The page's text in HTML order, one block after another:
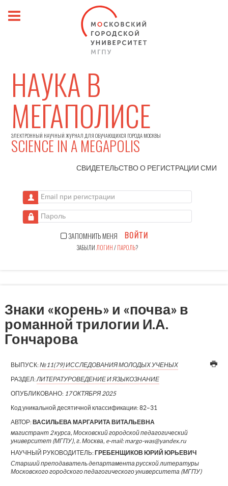
НАУКА В
МЕГАПОЛИСЕ
ЭЛЕКТРОННЫЙ НАУЧНЫЙ ЖУРНАЛ ДЛЯ ОБУЧАЮЩИХСЯ ГОРОДА МОСКВЫ
SCIENCE IN A MEGAPOLIS
СВИДЕТЕЛЬСТВО О РЕГИСТРАЦИИСМИ
Email при регистрации
Пароль
ЗАПОМНИТЬ МЕНЯ ВОЙТИ
ЗАБЫЛИ ЛОГИН/ПАРОЛЬ?
Знаки «корень» и «почва» в
романной трилогии И.А.
Гончарова
ВЫПУСК:№11(79) ИССЛЕДОВАНИЯ МОЛОДЫХ УЧЕНЫХ
РАЗДЕЛ:ЛИТЕРАТУРОВЕДЕНИЕ И ЯЗЫКОЗНАНИЕ
ОПУБЛИКОВАНО: 17 ОКТЯБРЯ 2025
Код уникальной десятичной классификации:82–31
АВТОР:ВАСИЛЬЕВА МАРГАРИТА ВИТАЛЬЕВНА
магистрант 2 курса, Московский городской педагогический
университет (МГПУ), г. Москва, e-mail: margo-was@yandex.ru
НАУЧНЫЙ РУКОВОДИТЕЛЬ:ГРЕБЕНЩИКОВ ЮРИЙ ЮРЬЕВИЧ
Старший преподаватель департамента русской литературы
Московского городского педагогического университета (МГПУ)